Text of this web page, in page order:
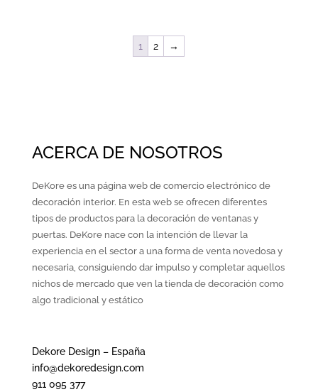
1 2 →
ACERCA DE NOSOTROS
DeKore es una página web de comercio electrónico de
decoración interior. En esta web se ofrecen diferentes
tipos de productos para la decoración de ventanas y
puertas. DeKore nace con la intención de llevar la
experiencia en el sector a una forma de venta novedosa y
necesaria, consiguiendo dar impulso y completar aquellos
nichos de mercado que ven la tienda de decoración como
algo tradicional y estático
Dekore Design – España
info@dekoredesign.com
911 095 377